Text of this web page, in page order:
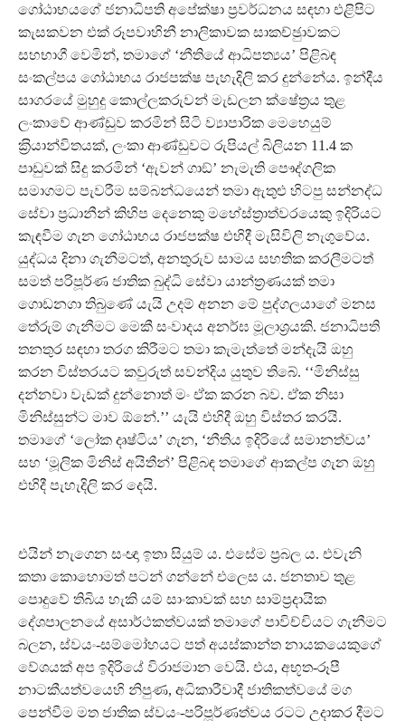
ගෝඨාභයගේ ජනාධිපති අපේක්ෂා ප‍්‍රවර්ධනය සඳහා එළිපිට
කැසකවන එක් රූපවාහිනී නාලිකාවක සාකච්ඡුාවකට
සහභාගී වෙමින්, තමාගේ ‘නීතියේ ආධිපත්‍යය’ පිළිබඳ
සංකල්පය ගෝඨාභය රාජපක්ෂ පැහැදිලි කර දුන්නේය. ඉන්දීය
සාගරයේ මුහුදු කොල්ලකරුවන් මැඩලන ක්ෂේත‍්‍රය තුළ
ලංකාවේ ආණ්ඩුව කරමින් සිටි ව්‍යාපාරික මෙහෙයුම්
ක‍්‍රියාන්විතයක්, ලංකා ආණ්ඩුවට රුපියල් බිලියන 11.4 ක
පාඩුවක් සිදු කරමින් ‘ඇවන් ගාඞ්’ නැමැති පෞද්ගලික
සමාගමට පැවරීම සම්බන්ධයෙන් තමා ඇතුළු හිටපු සන්නද්ධ
සේවා ප‍්‍රධානීන් කිහිප දෙනෙකු මහේස්ත‍්‍රාත්වරයෙකු ඉදිරියට
කැඳවීම ගැන ගෝඨාභය රාජපක්ෂ එහිදී මැසිවිලි නැගුවේය.
යුද්ධය දිනා ගැනීමටත්, අනතුරුව සාමය සහතික කරලීමටත්
සමත් පරිපූර්ණ ජාතික බුද්ධි සේවා යාන්ත‍්‍රණයක් තමා
ගොඩනගා තිබුණේ යැයි උදම් අනන මේ පුද්ගලයාගේ මනස
තේරුම් ගැනීමට මෙකී සංවාදය අනර්ඝ මූලාශ‍්‍රයකි. ජනාධිපති
තනතුර සඳහා තරග කිරීමට තමා කැමැත්තේ මන්දැයි ඔහු
කරන විස්තරයට කවුරුත් සවන්දිය යුතුව තිබේ. ‘‘මිනිස්සු
දන්නවා වැඩක් දුන්නොත් මං ඒක කරන බව. ඒක නිසා
මිනිස්සුන්ට මාව ඕනේ.’’ යැයි එහිදී ඔහු විස්තර කරයි.
තමාගේ ‘ලෝක දෘෂ්ටිය’ ගැන, ‘නීතිය ඉදිරියේ සමානත්වය’
සහ ‘මූලික මිනිස් අයිතීන්’ පිළිබඳ තමාගේ ආකල්ප ගැන ඔහු
එහිදී පැහැදිලි කර දෙයි.
එයින් නැගෙන සංඥා ඉතා සියුම් ය. එසේම ප‍්‍රබල ය. එවැනි
කතා කොහොමත් පටන් ගන්නේ එලෙස ය. ජනතාව තුළ
පොදුවේ තිබිය හැකි යම් සාංකාවක් සහ සාම්ප‍්‍රදායික
දේශපාලනයේ අසාර්ථකත්වයක් තමාගේ පාවිච්චියට ගැනීමට
බලන, ස්වයං-සම්මෝහයට පත් අයස්කාන්ත නායකයෙකුගේ
වේශයක් අප ඉදිරියේ විරාජමාන වෙයි. එය, අභූත-රූපී
නාටකීයත්වයෙහි නිපුණ, අධිකාරීවාදී ජාතිකත්වයේ මග
පෙන්වීම මත ජාතික ස්වයං-පරිපූර්ණත්වය රටට උදාකර දීමට